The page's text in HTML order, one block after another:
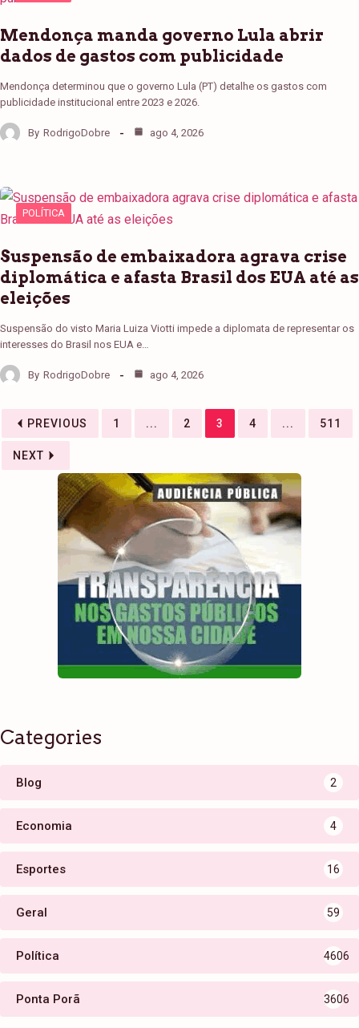
Mendonça manda governo Lula abrir
dados de gastos com publicidade
Mendonça determinou que o governo Lula (PT) detalhe os gastos com
publicidade institucional entre 2023 e 2026.
By RodrigoDobre ago 4, 2026
POLÍTICA
Suspensão de embaixadora agrava crise
diplomática e afasta Brasil dos EUA até as
eleições
Suspensão do visto Maria Luiza Viotti impede a diplomata de representar os
interesses do Brasil nos EUA e…
By RodrigoDobre ago 4, 2026
PREVIOUS 1 ... 2 3 4 ... 511
NEXT
Categories
Blog 2
Economia 4
Esportes 16
Geral 59
Política 4606
Ponta Porã 3606